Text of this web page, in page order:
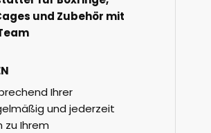
und Zubehör mit
Ihrer
und jederzeit
zu Ihrem